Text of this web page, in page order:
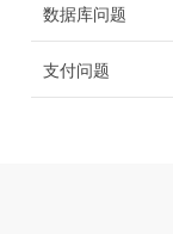
数据库问题
支付问题